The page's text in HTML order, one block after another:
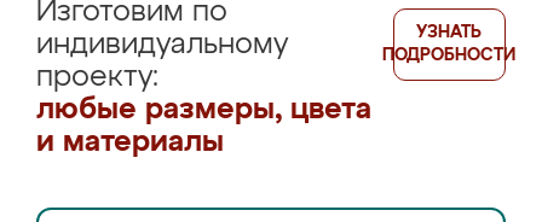
Изготовим по
индивидуальному
проекту:
любые размеры, цвета
и материалы
УЗНАТЬ
ПОДРОБНОСТИ